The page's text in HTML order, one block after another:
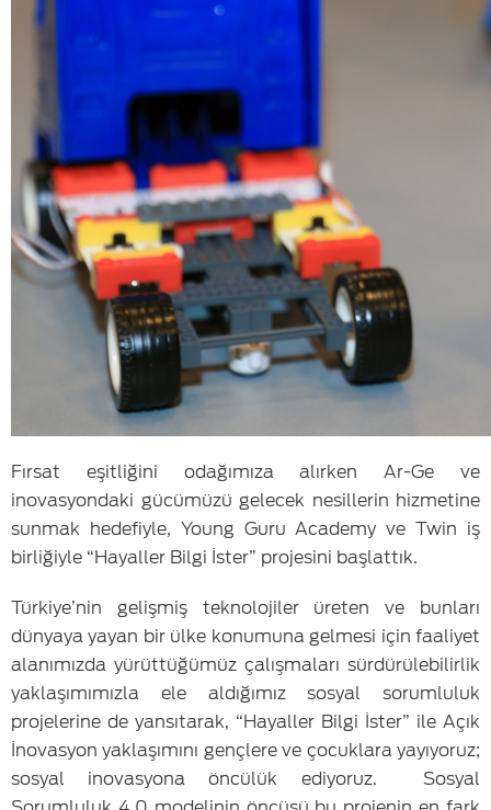
Fırsat eşitliğini odağımıza alırken Ar-Ge ve
inovasyondaki gücümüzü gelecek nesillerin hizmetine
sunmak hedefiyle, Young Guru Academy ve Twin iş
birliğiyle “Hayaller Bilgi İster” projesini başlattık.
Türkiye’nin gelişmiş teknolojiler üreten ve bunları
dünyaya yayan bir ülke konumuna gelmesi için faaliyet
alanımızda yürüttüğümüz çalışmaları sürdürülebilirlik
yaklaşımımızla ele aldığımız sosyal sorumluluk
projelerine de yansıtarak, “Hayaller Bilgi İster” ile Açık
İnovasyon yaklaşımını gençlere ve çocuklara yayıyoruz;
sosyal inovasyona öncülük ediyoruz. Sosyal